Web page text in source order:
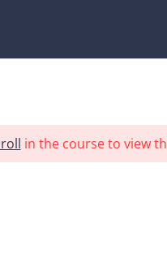
in the course to view